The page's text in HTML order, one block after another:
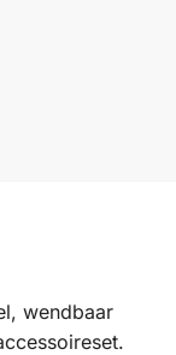
wendbaar